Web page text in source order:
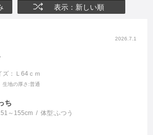
表示：新しい順
2026.7.1
ズ：Ｌ64ｃｍ
生地の厚さ :普通
ち
～155cm 体型:ふつう